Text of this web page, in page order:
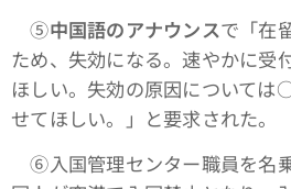
➄中国語のアナウンスで「在
ため、失効になる。速やかに受
ほしい。失効の原因については
せてほしい。」と要求された。
⑥入国管理センター職員を名